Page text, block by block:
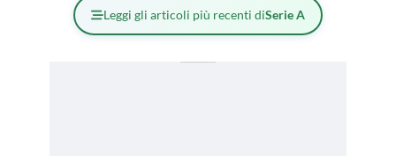
Leggi gli articoli più recenti diSerie A